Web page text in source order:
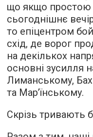
що якщо
сьогоднішнє
то епіцентром
схід, де ворог
на декількох
основні зусилля
Лиманському,
та Мар’їнському.
Скрізь тривають